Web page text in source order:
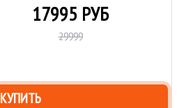
17995 РУБ
29999
КУПИТЬ